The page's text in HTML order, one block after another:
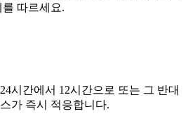
따르세요.
시간에서 12시간으로 또는 그 반대
가 즉시 적응합니다.